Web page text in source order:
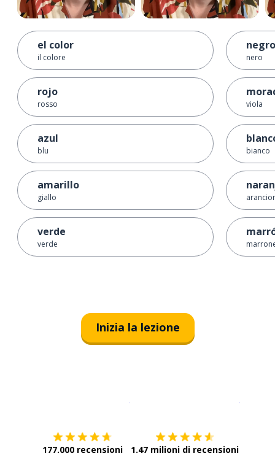
el color
il colore
rojo
rosso
azul
blu
amarillo
giallo
verde
verde
negro
nero
viola
bianco
Inizia la lezione
177.000 recensioni 1.47 milioni di recensioni